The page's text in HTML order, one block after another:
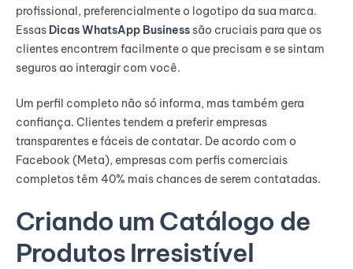
profissional, preferencialmente o logotipo da sua marca.
Essas Dicas WhatsApp Business são cruciais para que os
clientes encontrem facilmente o que precisam e se sintam
seguros ao interagir com você.
Um perfil completo não só informa, mas também gera
confiança. Clientes tendem a preferir empresas
transparentes e fáceis de contatar. De acordo com o
Facebook (Meta), empresas com perfis comerciais
completos têm 40% mais chances de serem contatadas.
Criando um Catálogo de
Produtos Irresistível